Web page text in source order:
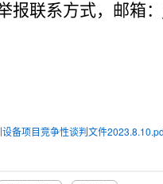
报联系方式，邮箱：
备项目竞争性谈判文件